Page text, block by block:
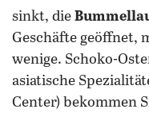
sinkt, die
Geschäfte geöffnet,
wenige. Schoko-
asiatische
Center) bekommen